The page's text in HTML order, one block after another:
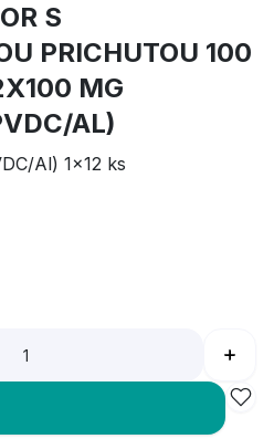
S
PRICHUTOU 100
MG
AL)
Al) 1x12 ks